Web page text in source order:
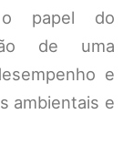
papel do
de uma
e
ambientais e